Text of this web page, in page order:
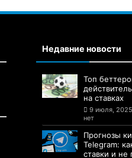
Недавние новости
Топ
на ставках
9 июля, 2025
нет
Прогнозы
Telegram:
ставки и не